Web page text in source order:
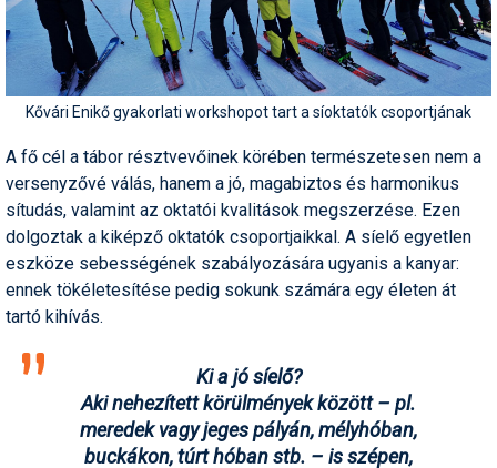
Termékajánló
Történelem
Túrasí
Utazási tippek
Védőfelszerelés
Kővári Enikő gyakorlati workshopot tart a síoktatók csoportjának
A fő cél a tábor résztvevőinek körében természetesen nem a
versenyzővé válás, hanem a jó, magabiztos és harmonikus
sítudás, valamint az oktatói kvalitások megszerzése. Ezen
dolgoztak a kiképző oktatók csoportjaikkal. A síelő egyetlen
eszköze sebességének szabályozására ugyanis a kanyar:
ennek tökéletesítése pedig sokunk számára egy életen át
tartó kihívás.
Ki a jó síelő?
Aki nehezített körülmények között – pl.
meredek vagy jeges pályán, mélyhóban,
buckákon, túrt hóban stb. – is szépen,